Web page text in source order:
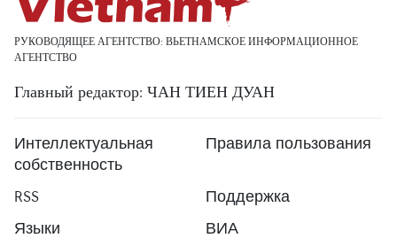
РУКОВОДЯЩЕЕ АГЕНТСТВО: ВЬЕТНАМСКОЕ ИНФОРМАЦИОННОЕ
АГЕНТСТВО
Главный редактор: ЧАН ТИЕН ДУАН
Интеллектуальная
собственность
Правила пользования
RSS
Поддержка
Языки
ВИА